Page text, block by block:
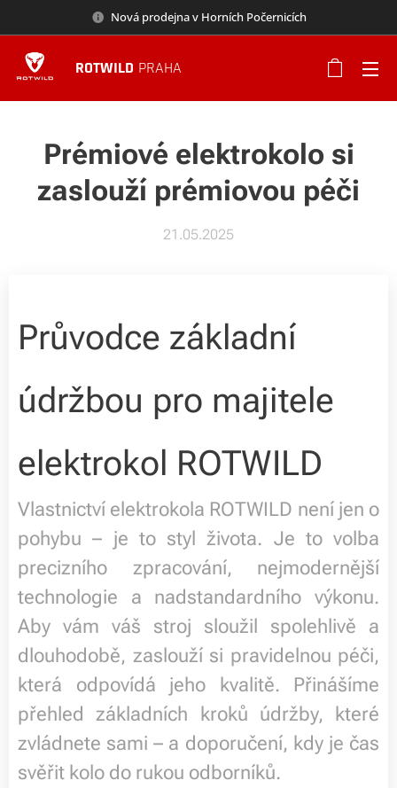
Nová prodejna v Horních Počernicích
ROTWILD PRAHA
Prémiové elektrokolo si
zaslouží prémiovou péči
21.05.2025
Průvodce základní
údržbou pro majitele
elektrokol ROTWILD
Vlastnictví elektrokola ROTWILD není jen o
pohybu – je to styl života. Je to volba
precizního zpracování, nejmodernější
technologie a nadstandardního výkonu.
Aby vám váš stroj sloužil spolehlivě a
dlouhodobě, zaslouží si pravidelnou péči,
která odpovídá jeho kvalitě. Přinášíme
přehled základních kroků údržby, které
zvládnete sami – a doporučení, kdy je čas
svěřit kolo do rukou odborníků.